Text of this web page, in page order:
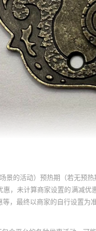
景的活动）预热期（若无
，未计算商家设置的满减
，最终以商家的自行设置